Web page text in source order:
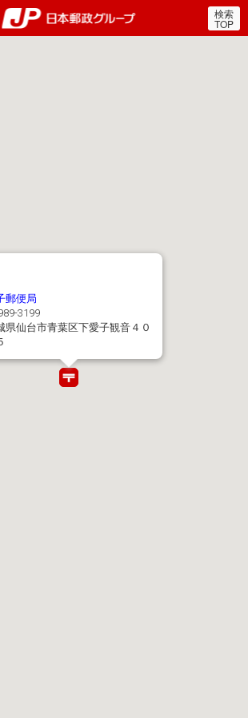
郵便局・日本郵政グルー
検索
TOP
郵便局
3199
県仙台市青葉区下愛子観音４０